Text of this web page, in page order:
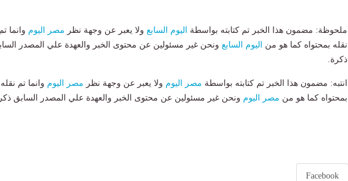
ملحوظة: مضمون هذا الخبر تم كتابته بواسطة اليوم السابع ولا يعبر عن وجهة نظر مصر اليوم وانما
نقله بمحتواه كما هو من
اليوم السابع ونحن غير مسئولين عن محتوى الخبر والعهدة علي المصدر
ذكرة.
انتبه: مضمون هذا الخبر تم كتابته بواسطة مصر اليوم ولا يعبر عن وجهة نظر مصر اليوم وانما تم نقله
بمحتواه كما هو من مصر اليوم ونحن غير مسئولين عن محتوى الخبر والعهدة علي المصدر السابق
Facebook